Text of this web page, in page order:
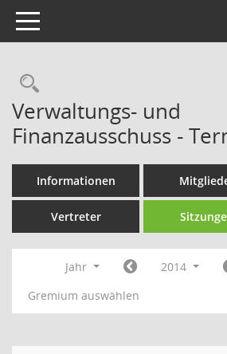
Toggle navigation
Rechercheauswahl
Verwaltungs- und
Finanzausschuss -
Informationen
Vertreter
Jahr
2014
Gremium auswählen